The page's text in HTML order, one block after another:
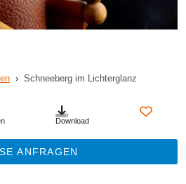
› Schneeberg im Lichterglanz
Download
ANFRAGEN